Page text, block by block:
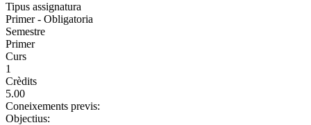
Tipus assignatura
Primer - Obligatoria
Semestre
Primer
Curs
1
Crèdits
5.00
Coneixements previs:
Objectius: